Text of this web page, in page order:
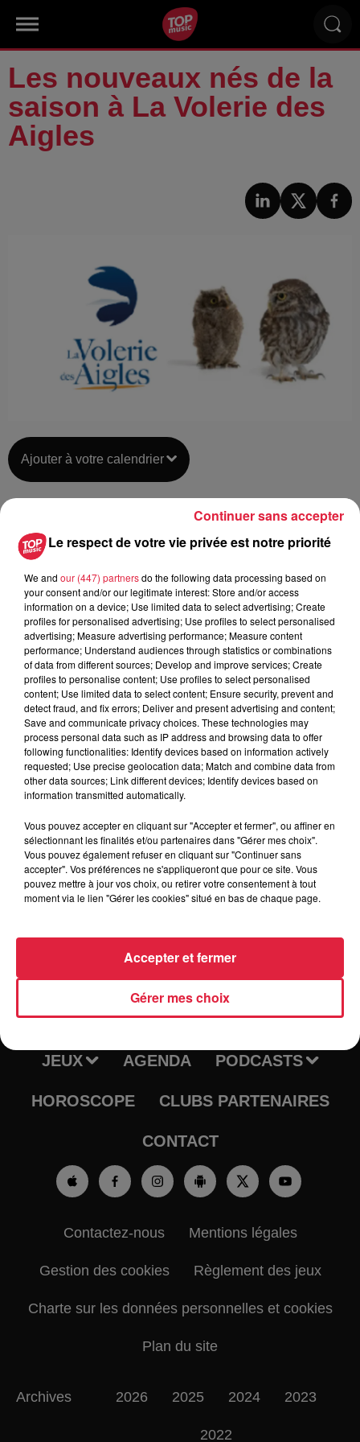
Les nouveaux nés de la
saison à La Volerie des
Aigles
Ajouter à votre calendrier
Date
23 mai 2021 à 0h00
au24 mai 2021 à 0h00
Lieu KINTZHEIM (67)
Organisateur https://www.voleriedesaigles.com/fr
Tarif Gratuit
RADIO INFOS
TRAQUEURS D'EMPLOI CASTING
JEUX AGENDA PODCASTS
HOROSCOPE CLUBS PARTENAIRES
CONTACT
Contactez-nous Mentions légales
Gestion des cookies Règlement des jeux
Charte sur les données personnelles et cookies
Plan du site
Archives 2026 2025 2024 2023
2022
Le respect de votre vie privée est notre priorité
We and our (447) partnersdo the following data processing based on
your consent and/or our legitimate interest: Store and/or access
information on a device; Use limited data to select advertising; Create
profiles for personalised advertising; Use profiles to select personalised
advertising; Measure advertising performance; Measure content
performance; Understand audiences through statistics or combinations
of data from different sources; Develop and improve services; Create
profiles to personalise content; Use profiles to select personalised
content; Use limited data to select content; Ensure security, prevent and
detect fraud, and fix errors; Deliver and present advertising and content;
Save and communicate privacy choices. These technologies may
process personal data such as IP address and browsing data to offer
following functionalities: Identify devices based on information actively
requested; Use precise geolocation data; Match and combine data from
other data sources; Link different devices; Identify devices based on
information transmitted automatically.
Vous pouvez accepter en cliquant sur "Accepter et fermer", ou affiner en
sélectionnant les finalités et/ou partenaires dans "Gérer mes choix".
Vous pouvez également refuser en cliquant sur "Continuer sans
accepter". Vos préférences ne s'appliqueront que pour ce site. Vous
pouvez mettre à jour vos choix, ou retirer votre consentement à tout
moment via le lien "Gérer les cookies" situé en bas de chaque page.
Gérer mes choix
Accepter et fermer
Continuer sans accepter